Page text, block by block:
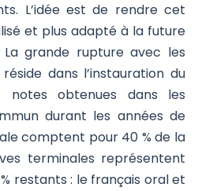
L’idée est de rendre cet
et plus adapté à la future
La grande rupture avec les
dans l’instauration du
notes obtenues dans les
durant les années de
comptent pour 40 % de la
terminales représentent
restants : le français oral et